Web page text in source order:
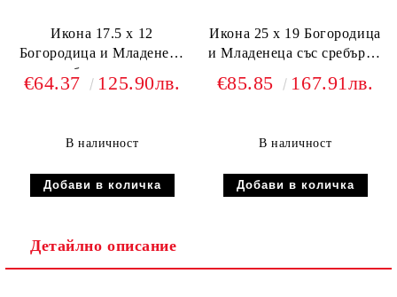
Икона 17.5 х 12
Богородица и Младенеца
със сребърно покритие
€64.37 125.90лв.
В наличност
Икона 25 х 19 Богородица
и Младенеца със сребърно
€85.85 167.91лв.
В наличност
Детайлно описание